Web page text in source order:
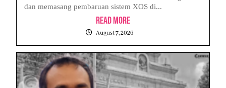
dan memasang pembaruan sistem XOS di...
Read More
August 7, 2026